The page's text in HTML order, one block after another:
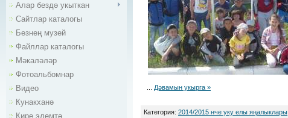
Алар бездә укыткан
Сайтлар каталогы
Безнең музей
Файллар каталогы
Мәкаләләр
Фотоальбомнар
Видео
Кунакханә
Кире элемтә
Дәвамын укырга »
Категория: 2014/2015 нче уку елы яңалыклары